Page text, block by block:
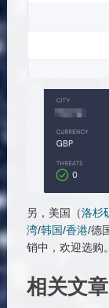
另，美国（洛杉
湾/韩国/香港/德
销中，欢迎选购。
相关文章